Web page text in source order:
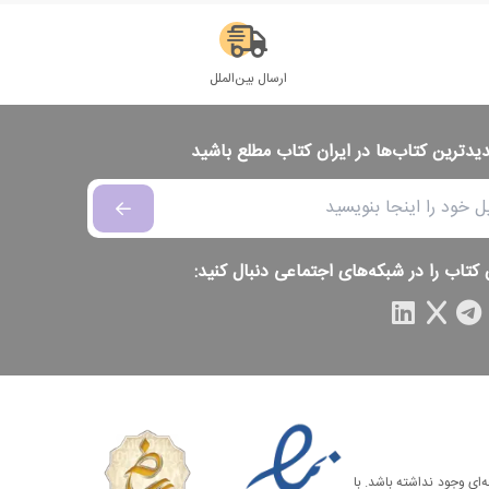
ارسال بین‌الملل
کتاب‌ها در ایران کتاب مطلع باشید
کتاب را در شبکه‌های اجتماعی دنبال کنید:
وجود نداشته باشد. با